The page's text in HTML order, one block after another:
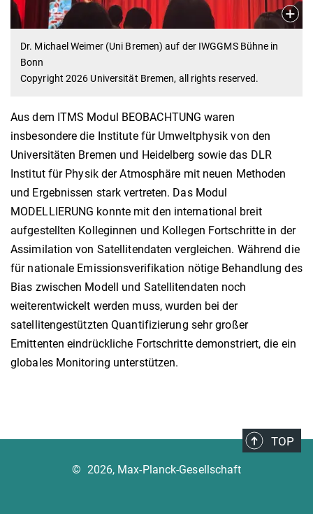
Dr. Michael Weimer (Uni Bremen) auf der IWGGMS Bühne in
Bonn
Copyright 2026 Universität Bremen, all rights reserved.
Aus dem ITMS Modul BEOBACHTUNG waren
insbesondere die Institute für Umweltphysik von den
Universitäten Bremen und Heidelberg sowie das DLR
Institut für Physik der Atmosphäre mit neuen Methoden
und Ergebnissen stark vertreten. Das Modul
MODELLIERUNG konnte mit den international breit
aufgestellten Kolleginnen und Kollegen Fortschritte in der
Assimilation von Satellitendaten vergleichen. Während die
für nationale Emissionsverifikation nötige Behandlung des
Bias zwischen Modell und Satellitendaten noch
weiterentwickelt werden muss, wurden bei der
satellitengestützten Quantifizierung sehr großer
Emittenten eindrückliche Fortschritte demonstriert, die ein
globales Monitoring unterstützen.
TOP
© 2026, Max-Planck-Gesellschaft